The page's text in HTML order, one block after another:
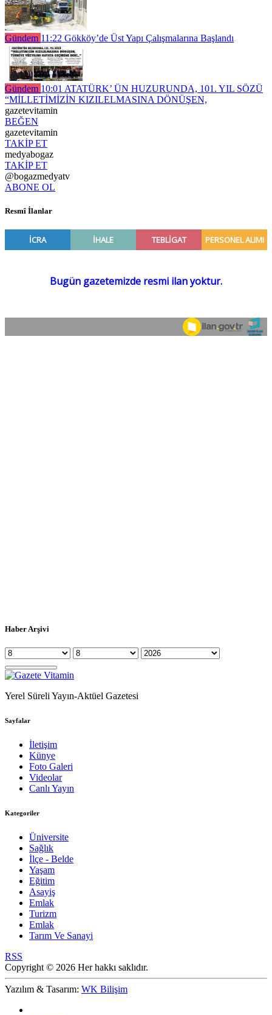
Gündem 11:22 Gökköy’de Üst Yapı Çalışmalarına Başlandı
Gündem 10:01 ATATÜRK’ ÜN HUZURUNDA, 101. YIL SÖZÜ
“MİLLETİMİZİN KIZILELMASINA DÖNÜŞEN,
gazetevitamin
BEĞEN
gazetevitamin
TAKİP ET
medyabogaz
TAKİP ET
@bogazmedyatv
ABONE OL
Resmî İlanlar
Haber Arşivi
Yerel Süreli Yayın-Aktüel Gazetesi
Sayfalar
İletişim
Künye
Foto Galeri
Videolar
Canlı Yayın
Kategoriler
Üniversite
Sağlık
İlçe - Belde
Yaşam
Eğitim
Asayiş
Emlak
Turizm
Emlak
Tarım Ve Sanayi
RSS
Copyright © 2026 Her hakkı saklıdır.
Yazılım & Tasarım: WK Bilişim